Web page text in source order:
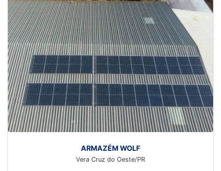
ARMAZÉM WOLF
Vera Cruz do Oeste/PR